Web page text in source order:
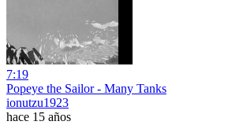
7:19
Popeye the Sailor - Many Tanks
ionutzu1923
hace 15 años